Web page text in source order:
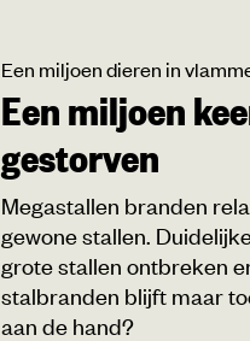
Een miljoen dieren in
Een miljoen
gestorven
Megastallen branden
gewone stallen.
grote stallen ontbreken
stalbranden blijft maar
aan de hand?